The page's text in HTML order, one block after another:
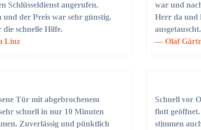
Schlüsseldienst angerufen.
und der Preis war sehr günstig.
schnelle Hilfe.
Linz
war und
Herr da und
ausgetauscht.
Olaf
Tür mit abgebrochenem
schnell in nur 10 Minuten
Zuverlässig und pünktlich
Schnell vor
flott
stimmen